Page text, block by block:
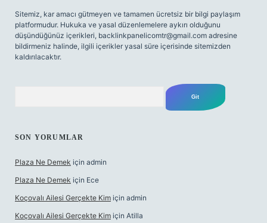
Sitemiz, kar amacı gütmeyen ve tamamen ücretsiz bir bilgi paylaşım
platformudur. Hukuka ve yasal düzenlemelere aykırı olduğunu
düşündüğünüz içerikleri, backlinkpanelicomtr@gmail.com adresine
bildirmeniz halinde, ilgili içerikler yasal süre içerisinde sitemizden
kaldırılacaktır.
SON YORUMLAR
Plaza Ne Demek için admin
Plaza Ne Demek için Ece
Koçovalı Ailesi Gerçekte Kim için admin
Koçovalı Ailesi Gerçekte Kim için Atilla